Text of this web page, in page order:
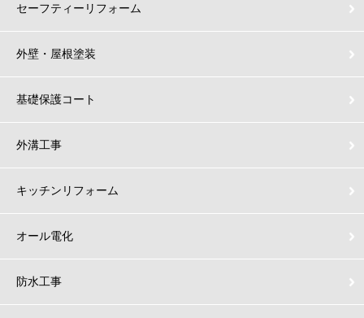
セーフティーリフォーム
外壁・屋根塗装
基礎保護コート
外溝工事
キッチンリフォーム
オール電化
防水工事